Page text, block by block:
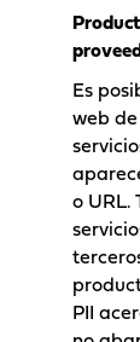
Es
web
o URL.
PII